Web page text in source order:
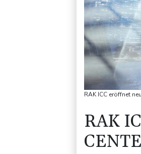
RAK ICC eröffnet
RAK